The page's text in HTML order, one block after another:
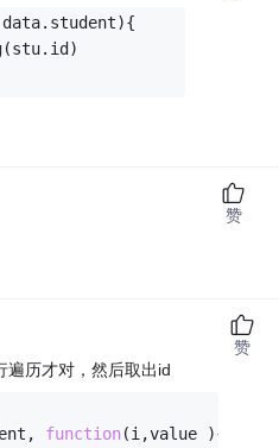
data.student){
赞
遍历才对，然后取出id
function(i,value ){
赞